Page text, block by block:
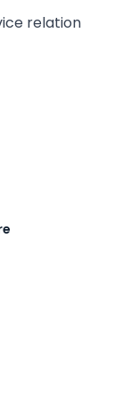
relation